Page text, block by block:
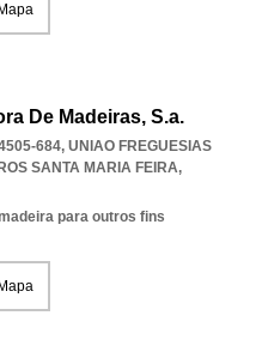
De Madeiras, S.a.
684, UNIAO FREGUESIAS
SANTA MARIA FEIRA,
para outros fins